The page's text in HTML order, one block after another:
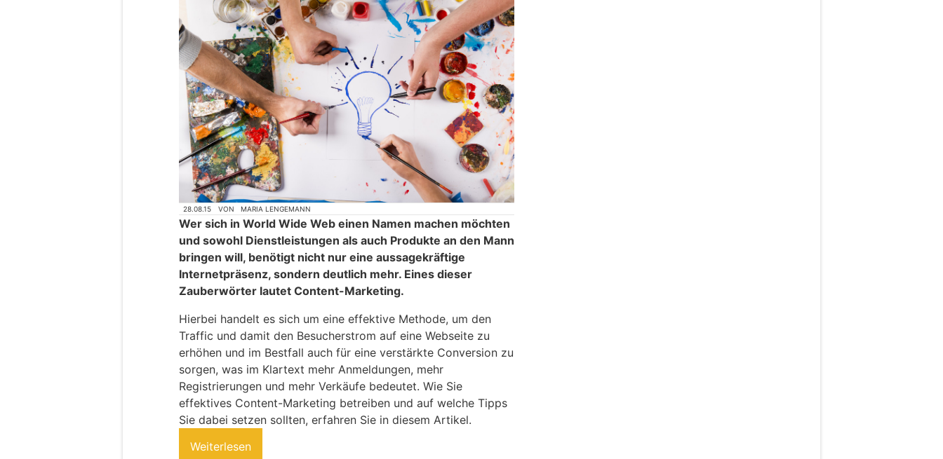
28.08.15 VON MARIA LENGEMANN
Wer sich in World Wide Web einen Namen machen möchten
und sowohl Dienstleistungen als auch Produkte an den Mann
bringen will, benötigt nicht nur eine aussagekräftige
Internetpräsenz, sondern deutlich mehr. Eines dieser
Zauberwörter lautet Content-Marketing.
Hierbei handelt es sich um eine effektive Methode, um den
Traffic und damit den Besucherstrom auf eine Webseite zu
erhöhen und im Bestfall auch für eine verstärkte Conversion zu
sorgen, was im Klartext mehr Anmeldungen, mehr
Registrierungen und mehr Verkäufe bedeutet. Wie Sie
effektives Content-Marketing betreiben und auf welche Tipps
Sie dabei setzen sollten, erfahren Sie in diesem Artikel.
Weiterlesen